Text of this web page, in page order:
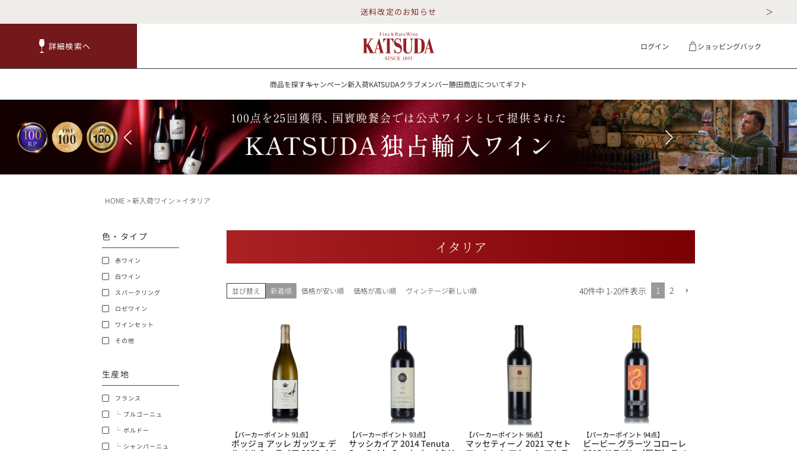
送料改定のお知らせ
詳細検索へ ログイン ショッピングバック
商品を探すキャンペーン新入荷KATSUDAクラブメンバー勝田商店についてギフト
送料改定のお知らせ
詳細検索へ
商品を探すキャンペーン新入荷KATSUDAクラブメンバー勝田商店についてギフト
赤ワイン
白ワイン スパークリング ロゼワイン RP100点
詳細検索する
ショッピングガイド ギフトラッピング
種類で探す
HOME 新入荷ワイン イタリア
色・タイプ
赤ワイン
白ワイン
スパークリング
ロゼワイン
ワインセット
その他
生産地
フランス
└ ブルゴーニュ
└ ボルドー
└ シャンパーニュ
イタリア
並び替え 新着順 価格が安い順 価格が高い順 ヴィンテージ新しい順 40件中 1-20件表示 1 2
【パーカーポイント 91点】
ポッジョ アッレ ガッツェ デ
【パーカーポイント 93点】
サッシカイア 2014 Tenuta
【パーカーポイント 96点】
マッセティーノ 2021 マセト
【パーカーポイント 94点】
ビービー グラーツ コローレ